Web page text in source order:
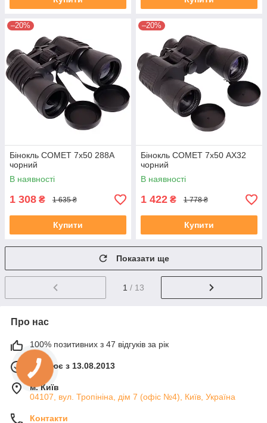
–20%
Бінокль COMET 7х50 288A
чорний
В наявності
1 308 ₴ 1 635 ₴
Купити
–20%
Бінокль COMET 7х50 AX32
чорний
В наявності
1 422 ₴ 1 778 ₴
Купити
Показати ще
1 / 13
Про нас
100% позитивних з 47 відгуків за рік
Працює з 13.08.2013
м. Київ
04107, вул. Тропініна, дім 7 (офіс №4), Київ, Україна
Контакти